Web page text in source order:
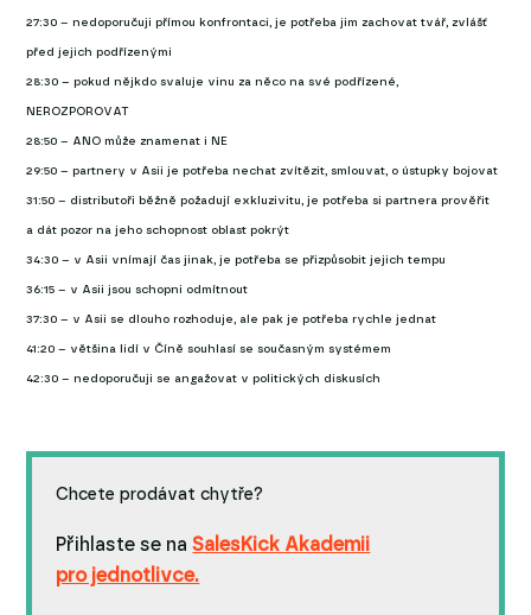
27:30 – nedoporučuji přímou konfrontaci, je potřeba jim zachovat tvář, zvlášť
před jejich podřízenými
28:30 – pokud nějkdo svaluje vinu za něco na své podřízené,
NEROZPOROVAT
28:50 – ANO může znamenat i NE
29:50 – partnery v Asii je potřeba nechat zvítězit, smlouvat, o ústupky bojovat
31:50 – distributoři běžně požadují exkluzivitu, je potřeba si partnera prověřit
a dát pozor na jeho schopnost oblast pokrýt
34:30 – v Asii vnímají čas jinak, je potřeba se přizpůsobit jejich tempu
36:15 – v Asii jsou schopni odmítnout
37:30 – v Asii se dlouho rozhoduje, ale pak je potřeba rychle jednat
41:20 – většina lidí v Číně souhlasí se současným systémem
42:30 – nedoporučuji se angažovat v politických diskusích
Chcete prodávat chytře?
Přihlaste se na SalesKick Akademii
pro jednotlivce.